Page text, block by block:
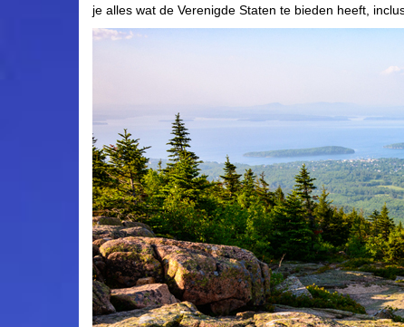
je alles wat de Verenigde Staten te bieden heeft,